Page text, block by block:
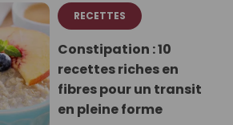
RECETTES
Constipation : 10
recettes riches en
fibres pour un transit
en pleine forme